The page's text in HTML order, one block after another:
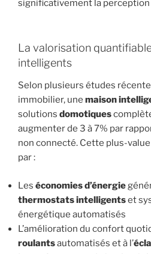
significativement la perception
La valorisation
intelligents
Selon plusieurs études
immobilier, une maison
solutions domotiques
augmenter de 3 à 7% par
non connecté. Cette plus-
par :
Les économies d’énergie
thermostats intelligentset
énergétique automatisés
L’amélioration du confort
roulantsautomatisés et à l’